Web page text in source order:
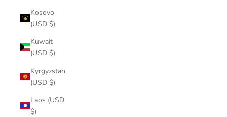
Kosovo
(USD $)
Kuwait
(USD $)
Kyrgyzstan
(USD $)
Laos (USD
$)